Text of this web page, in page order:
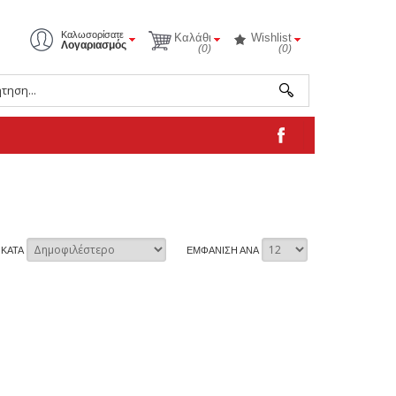
Καλωσορίσατε
Λογαριασμός
Καλάθι
(0)
Wishlist
(0)
ΕΜΦΑΝΙΣΗ ΑΝΑ